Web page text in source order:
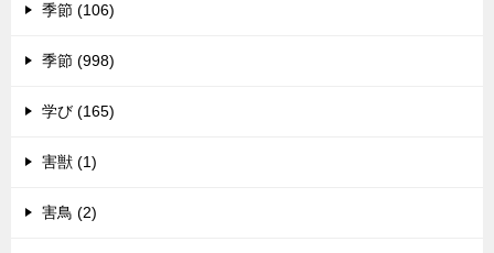
季節 (106)
季節 (998)
学び (165)
害獣 (1)
害鳥 (2)